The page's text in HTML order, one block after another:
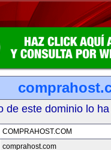
de este dominio lo
COMPRAHOST.COM
comprahost.com